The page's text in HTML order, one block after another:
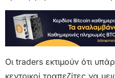
Οι traders εκτιμούν ότι